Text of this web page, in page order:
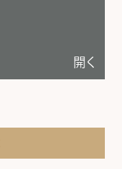
矯正歯科
築きなが
開く